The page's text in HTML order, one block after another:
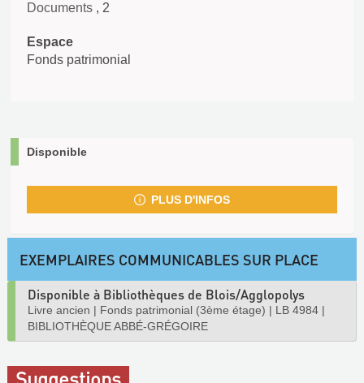
Documents , 2
Espace
Fonds patrimonial
Disponible
PLUS D'INFOS
EXEMPLAIRES COMMUNICABLES SUR PLACE
Disponible à Bibliothèques de Blois/Agglopolys
Livre ancien | Fonds patrimonial (3ème étage) | LB 4984 |
BIBLIOTHÈQUE ABBÉ-GRÉGOIRE